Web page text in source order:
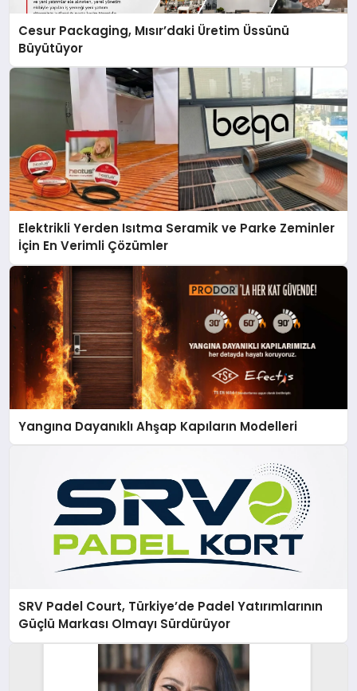
Cesur Packaging, Mısır’daki Üretim Üssünü
Büyütüyor
Elektrikli Yerden Isıtma Seramik ve Parke Zeminler
İçin En Verimli Çözümler
Yangına Dayanıklı Ahşap Kapıların Modelleri
SRV Padel Court, Türkiye’de Padel Yatırımlarının
Güçlü Markası Olmayı Sürdürüyor